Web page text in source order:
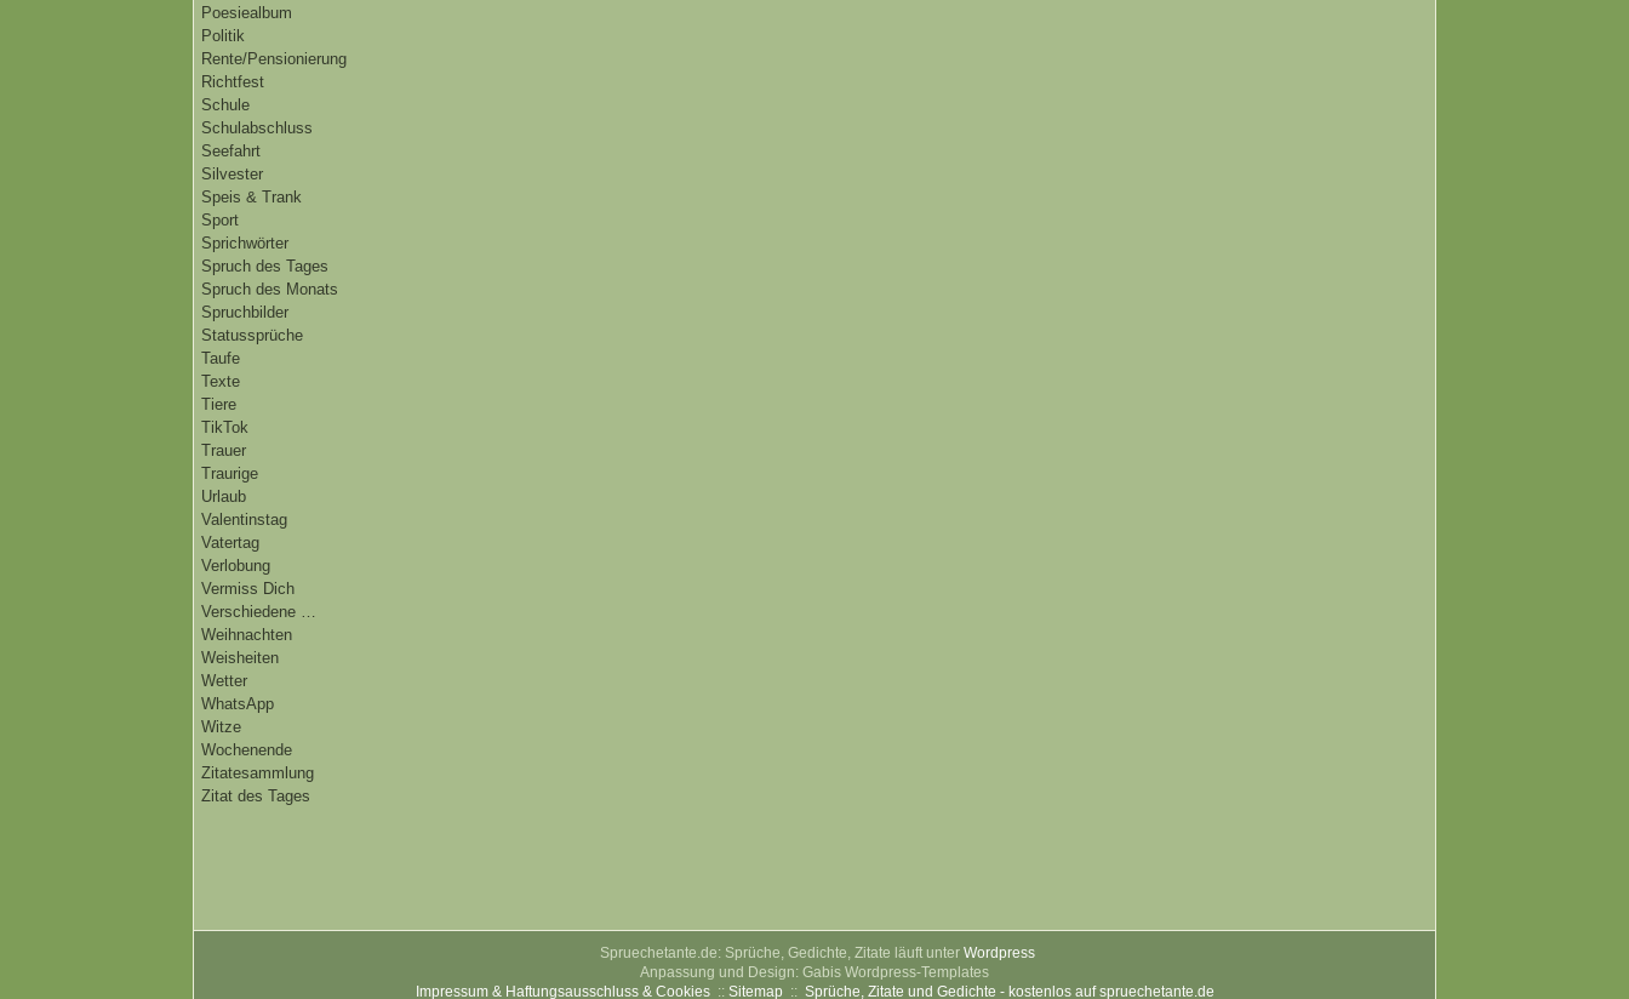
Poesiealbum
Politik
Rente/Pensionierung
Richtfest
Schule
Schulabschluss
Seefahrt
Silvester
Speis & Trank
Sport
Sprichwörter
Spruch des Tages
Spruch des Monats
Spruchbilder
Statussprüche
Taufe
Texte
Tiere
TikTok
Trauer
Traurige
Urlaub
Valentinstag
Vatertag
Verlobung
Vermiss Dich
Verschiedene …
Weihnachten
Weisheiten
Wetter
WhatsApp
Witze
Wochenende
Zitatesammlung
Zitat des Tages
Spruechetante.de: Sprüche, Gedichte, Zitate läuft unter Wordpress
Anpassung und Design: Gabis Wordpress-Templates
Impressum & Haftungsausschluss & Cookies:: Sitemap :: Sprüche, Zitate und Gedichte - kostenlos auf spruechetante.de